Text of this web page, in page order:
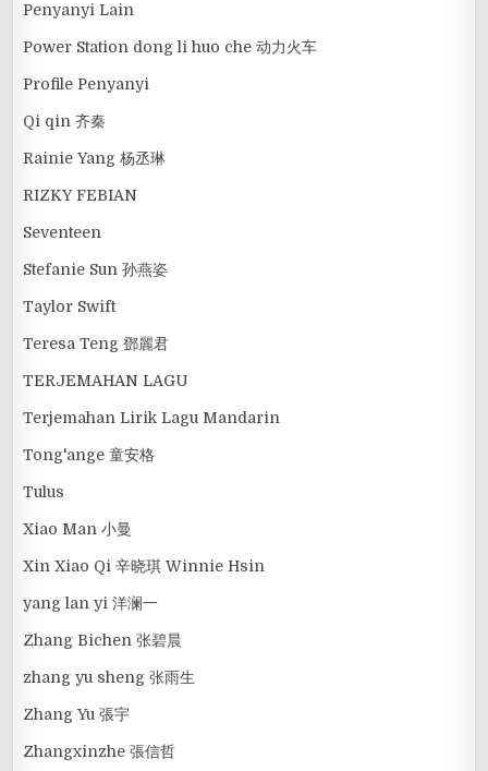
Penyanyi Lain
Power Station dong li huo che 动力火车
Profile Penyanyi
Qi qin 齐秦
Rainie Yang 杨丞琳
RIZKY FEBIAN
Seventeen
Stefanie Sun 孙燕姿
Taylor Swift
Teresa Teng 鄧麗君
TERJEMAHAN LAGU
Terjemahan Lirik Lagu Mandarin
Tong'ange 童安格
Tulus
Xiao Man 小曼
Xin Xiao Qi 辛晓琪 Winnie Hsin
yang lan yi 洋澜一
Zhang Bichen 张碧晨
zhang yu sheng 张雨生
Zhang Yu 張宇
Zhangxinzhe 張信哲